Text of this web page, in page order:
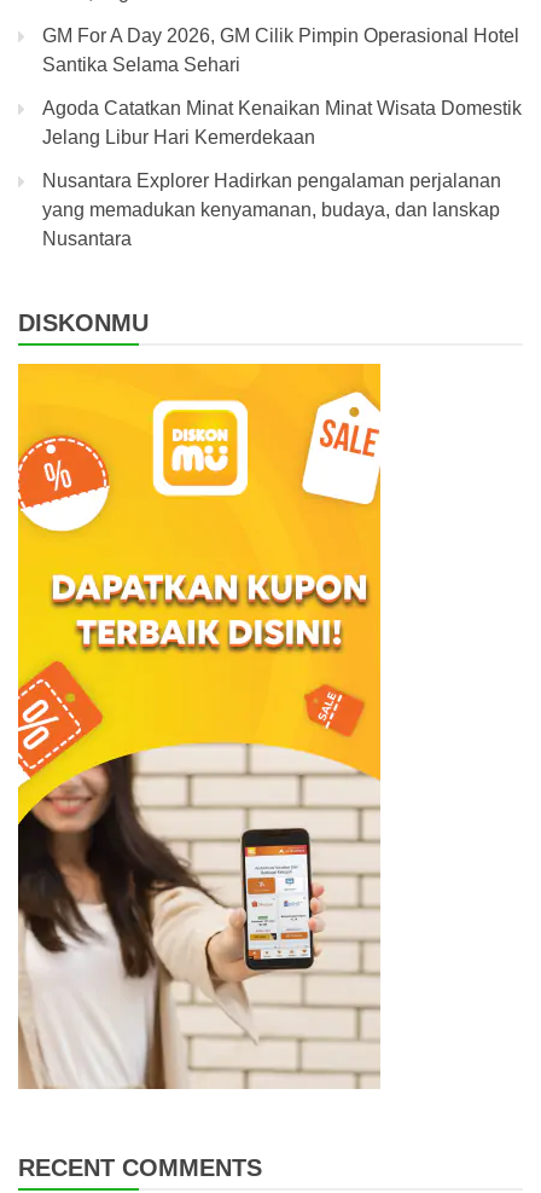
GM For A Day 2026, GM Cilik Pimpin Operasional Hotel
Santika Selama Sehari
Agoda Catatkan Minat Kenaikan Minat Wisata Domestik
Jelang Libur Hari Kemerdekaan
Nusantara Explorer Hadirkan pengalaman perjalanan
yang memadukan kenyamanan, budaya, dan lanskap
Nusantara
DISKONMU
RECENT COMMENTS